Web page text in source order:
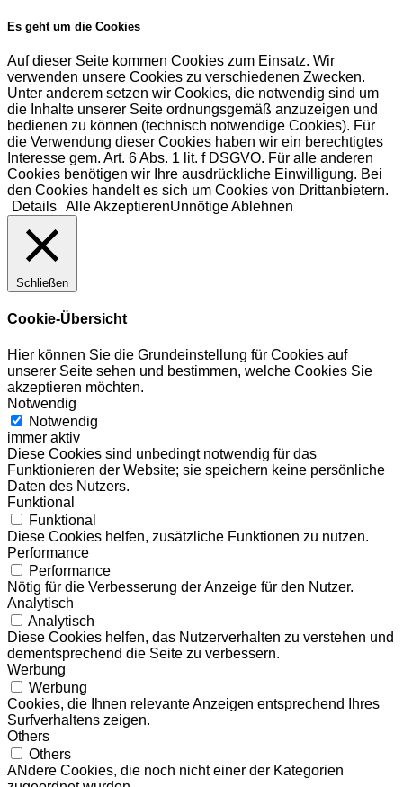
Es geht um die Cookies
Auf dieser Seite kommen Cookies zum Einsatz. Wir
verwenden unsere Cookies zu verschiedenen Zwecken.
Unter anderem setzen wir Cookies, die notwendig sind um
die Inhalte unserer Seite ordnungsgemäß anzuzeigen und
bedienen zu können (technisch notwendige Cookies). Für
die Verwendung dieser Cookies haben wir ein berechtigtes
Interesse gem. Art. 6 Abs. 1 lit. f DSGVO. Für alle anderen
Cookies benötigen wir Ihre ausdrückliche Einwilligung. Bei
den Cookies handelt es sich um Cookies von Drittanbietern.
Details Alle AkzeptierenUnnötige Ablehnen
Schließen
Cookie-Übersicht
Hier können Sie die Grundeinstellung für Cookies auf
unserer Seite sehen und bestimmen, welche Cookies Sie
akzeptieren möchten.
Notwendig
Notwendig
immer aktiv
Diese Cookies sind unbedingt notwendig für das
Funktionieren der Website; sie speichern keine persönliche
Daten des Nutzers.
Funktional
Funktional
Diese Cookies helfen, zusätzliche Funktionen zu nutzen.
Performance
Performance
Nötig für die Verbesserung der Anzeige für den Nutzer.
Analytisch
Analytisch
Diese Cookies helfen, das Nutzerverhalten zu verstehen und
dementsprechend die Seite zu verbessern.
Werbung
Werbung
Cookies, die Ihnen relevante Anzeigen entsprechend Ihres
Surfverhaltens zeigen.
Others
Others
ANdere Cookies, die noch nicht einer der Kategorien